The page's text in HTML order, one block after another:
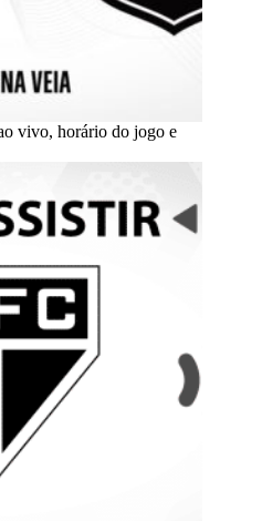
vivo, horário do jogo e